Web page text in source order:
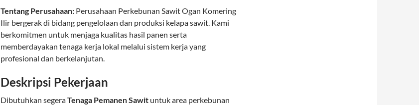
Tentang Perusahaan: Perusahaan Perkebunan Sawit Ogan Komering
Ilir bergerak di bidang pengelolaan dan produksi kelapa sawit. Kami
berkomitmen untuk menjaga kualitas hasil panen serta
memberdayakan tenaga kerja lokal melalui sistem kerja yang
profesional dan berkelanjutan.
Deskripsi Pekerjaan
Dibutuhkan segeraTenaga Pemanen Sawit untuk area perkebunan